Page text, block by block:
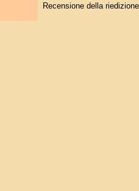
Recensione della